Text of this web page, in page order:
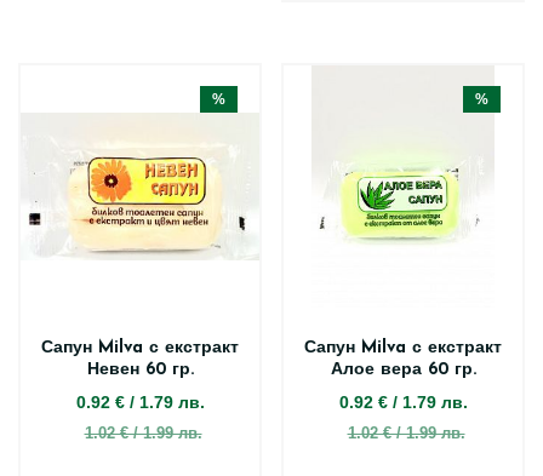
%
Сапун Milva с екстракт
Невен 60 гр.
0.92 €/ 1.79 лв.
1.02 € / 1.99 лв.
%
Сапун Milva с екстракт
Алое вера 60 гр.
0.92 €/ 1.79 лв.
1.02 € / 1.99 лв.